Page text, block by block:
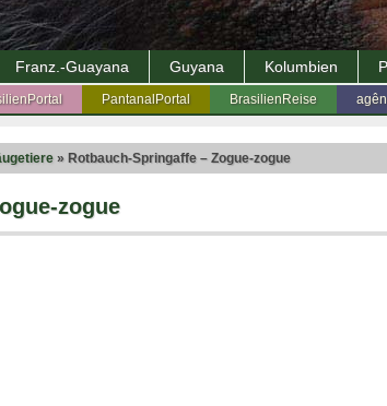
Franz.-Guayana Guyana Kolumbien
BrasilienReise
PantanalPortal
» Rotbauch-Springaffe – Zogue-zogue
zogue